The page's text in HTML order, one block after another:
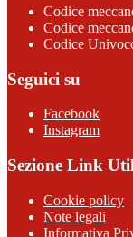
Codice
Codice
Codice
Seguici su
Facebook
Instagram
Sezione Link
Cookie policy
Note legali
Informativa